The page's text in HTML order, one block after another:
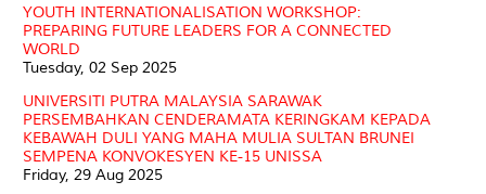
YOUTH INTERNATIONALISATION WORKSHOP:
PREPARING FUTURE LEADERS FOR A CONNECTED
WORLD
Tuesday, 02 Sep 2025
UNIVERSITI PUTRA MALAYSIA SARAWAK
PERSEMBAHKAN CENDERAMATA KERINGKAM KEPADA
KEBAWAH DULI YANG MAHA MULIA SULTAN BRUNEI
SEMPENA KONVOKESYEN KE-15 UNISSA
Friday, 29 Aug 2025